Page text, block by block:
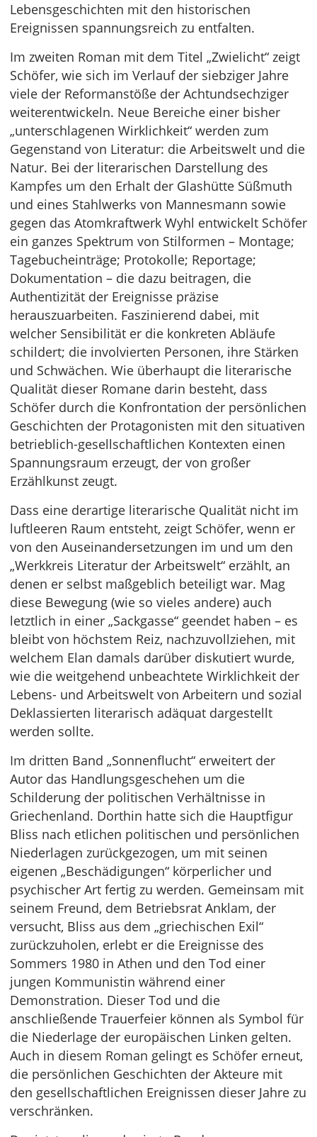
Lebensgeschichten mit den historischen
Ereignissen spannungsreich zu entfalten.
Im zweiten Roman mit dem Titel „Zwielicht“ zeigt
Schöfer, wie sich im Verlauf der siebziger Jahre
viele der Reformanstöße der Achtundsechziger
weiterentwickeln. Neue Bereiche einer bisher
„unterschlagenen Wirklichkeit“ werden zum
Gegenstand von Literatur: die Arbeitswelt und die
Natur. Bei der literarischen Darstellung des
Kampfes um den Erhalt der Glashütte Süßmuth
und eines Stahlwerks von Mannesmann sowie
gegen das Atomkraftwerk Wyhl entwickelt Schöfer
ein ganzes Spektrum von Stilformen – Montage;
Tagebucheinträge; Protokolle; Reportage;
Dokumentation – die dazu beitragen, die
Authentizität der Ereignisse präzise
herauszuarbeiten. Faszinierend dabei, mit
welcher Sensibilität er die konkreten Abläufe
schildert; die involvierten Personen, ihre Stärken
und Schwächen. Wie überhaupt die literarische
Qualität dieser Romane darin besteht, dass
Schöfer durch die Konfrontation der persönlichen
Geschichten der Protagonisten mit den situativen
betrieblich-gesellschaftlichen Kontexten einen
Spannungsraum erzeugt, der von großer
Erzählkunst zeugt.
Dass eine derartige literarische Qualität nicht im
luftleeren Raum entsteht, zeigt Schöfer, wenn er
von den Auseinandersetzungen im und um den
„Werkkreis Literatur der Arbeitswelt“ erzählt, an
denen er selbst maßgeblich beteiligt war. Mag
diese Bewegung (wie so vieles andere) auch
letztlich in einer „Sackgasse“ geendet haben – es
bleibt von höchstem Reiz, nachzuvollziehen, mit
welchem Elan damals darüber diskutiert wurde,
wie die weitgehend unbeachtete Wirklichkeit der
Lebens- und Arbeitswelt von Arbeitern und sozial
Deklassierten literarisch adäquat dargestellt
werden sollte.
Im dritten Band „Sonnenflucht“ erweitert der
Autor das Handlungsgeschehen um die
Schilderung der politischen Verhältnisse in
Griechenland. Dorthin hatte sich die Hauptfigur
Bliss nach etlichen politischen und persönlichen
Niederlagen zurückgezogen, um mit seinen
eigenen „Beschädigungen“ körperlicher und
psychischer Art fertig zu werden. Gemeinsam mit
seinem Freund, dem Betriebsrat Anklam, der
versucht, Bliss aus dem „griechischen Exil“
zurückzuholen, erlebt er die Ereignisse des
Sommers 1980 in Athen und den Tod einer
jungen Kommunistin während einer
Demonstration. Dieser Tod und die
anschließende Trauerfeier können als Symbol für
die Niederlage der europäischen Linken gelten.
Auch in diesem Roman gelingt es Schöfer erneut,
die persönlichen Geschichten der Akteure mit
den gesellschaftlichen Ereignissen dieser Jahre zu
verschränken.